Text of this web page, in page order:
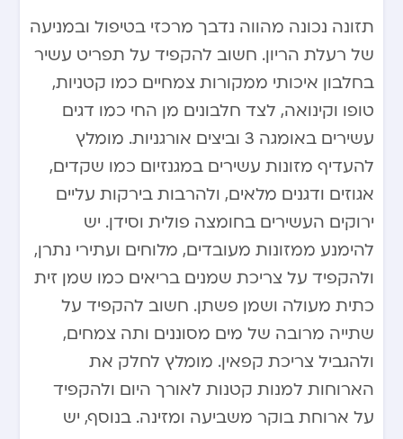
תזונה נכונה מהווה נדבך מרכזי בטיפול ובמניעה
של רעלת הריון. חשוב להקפיד על תפריט עשיר
בחלבון איכותי ממקורות צמחיים כמו קטניות,
טופו וקינואה, לצד חלבונים מן החי כמו דגים
עשירים באומגה 3 וביצים אורגניות. מומלץ
להעדיף מזונות עשירים במגנזיום כמו שקדים,
אגוזים ודגנים מלאים, ולהרבות בירקות עליים
ירוקים העשירים בחומצה פולית וסידן. יש
להימנע ממזונות מעובדים, מלוחים ועתירי נתרן,
ולהקפיד על צריכת שמנים בריאים כמו שמן זית
כתית מעולה ושמן פשתן. חשוב להקפיד על
שתייה מרובה של מים מסוננים ותה צמחים,
ולהגביל צריכת קפאין. מומלץ לחלק את
הארוחות למנות קטנות לאורך היום ולהקפיד
על ארוחת בוקר משביעה ומזינה. בנוסף, יש